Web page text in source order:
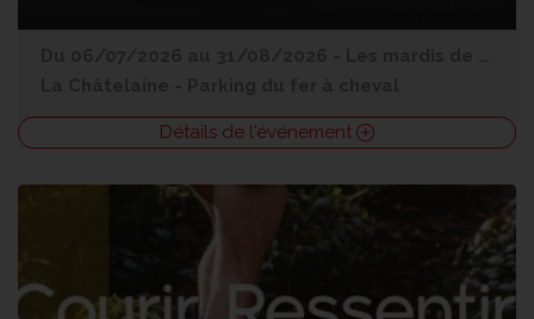
Détails de l'événement